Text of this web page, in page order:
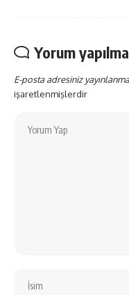
Yorum
E-posta adresiniz
işaretlenmişlerdir